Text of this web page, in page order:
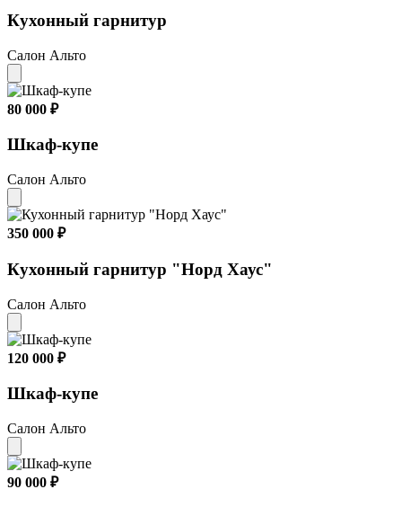
Кухонный гарнитур
Салон Альто
80 000 ₽
Шкаф-купе
Салон Альто
350 000 ₽
Кухонный гарнитур "Норд Хаус"
Салон Альто
120 000 ₽
Шкаф-купе
Салон Альто
90 000 ₽